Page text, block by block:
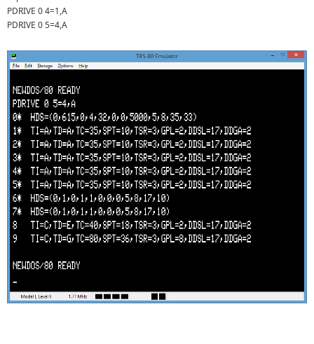
PDRIVE 0 4=1,A
PDRIVE 0 5=4,A